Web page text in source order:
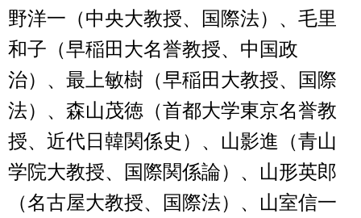
野洋一（中央大教授、国際法）、毛里
和子（早稲田大名誉教授、中国政
治）、最上敏樹（早稲田大教授、国際
法）、森山茂徳（首都大学東京名誉教
授、近代日韓関係史）、山影進（青山
学院大教授、国際関係論）、山形英郎
（名古屋大教授、国際法）、山室信一